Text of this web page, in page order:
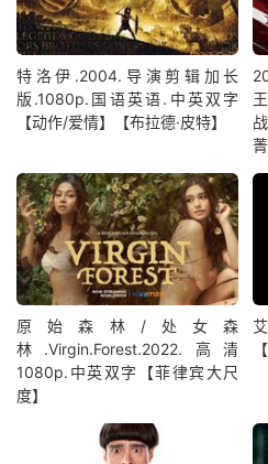
特洛伊.2004.导演剪辑加长
版.1080p.国语英语.中英双字
【动作/爱情】【布拉德·皮特】
原始森林/处女森
林.Virgin.Forest.2022.高清
1080p.中英双字【菲律宾大尺
度】